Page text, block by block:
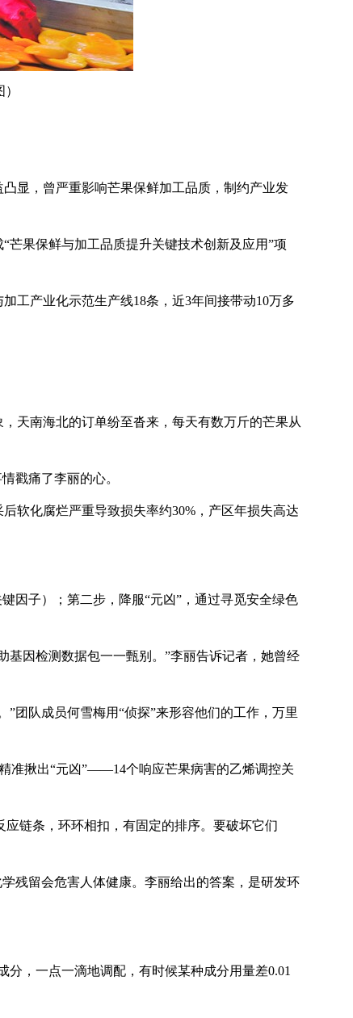
显，曾严重影响芒果保鲜加工品质，制约产业发
芒果保鲜与加工品质提升关键技术创新及应用”项
工产业化示范生产线18条，近3年间接带动10万多
天南海北的订单纷至沓来，每天有数万斤的芒果从
戳痛了李丽的心。
软化腐烂严重导致损失率约30%，产区年损失高达
因子）；第二步，降服“元凶”，通过寻觅安全绿色
因检测数据包一一甄别。”李丽告诉记者，她曾经
团队成员何雪梅用“侦探”来形容他们的工作，万里
准揪出“元凶”——14个响应芒果病害的乙烯调控关
链条，环环相扣，有固定的排序。要破坏它们
残留会危害人体健康。李丽给出的答案，是研发环
，一点一滴地调配，有时候某种成分用量差0.01